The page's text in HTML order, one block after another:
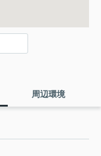
周辺環境